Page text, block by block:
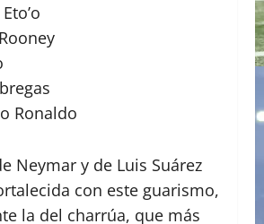
Ronaldo
Neymar y de Luis Suárez
con este guarismo,
la del charrúa, que más